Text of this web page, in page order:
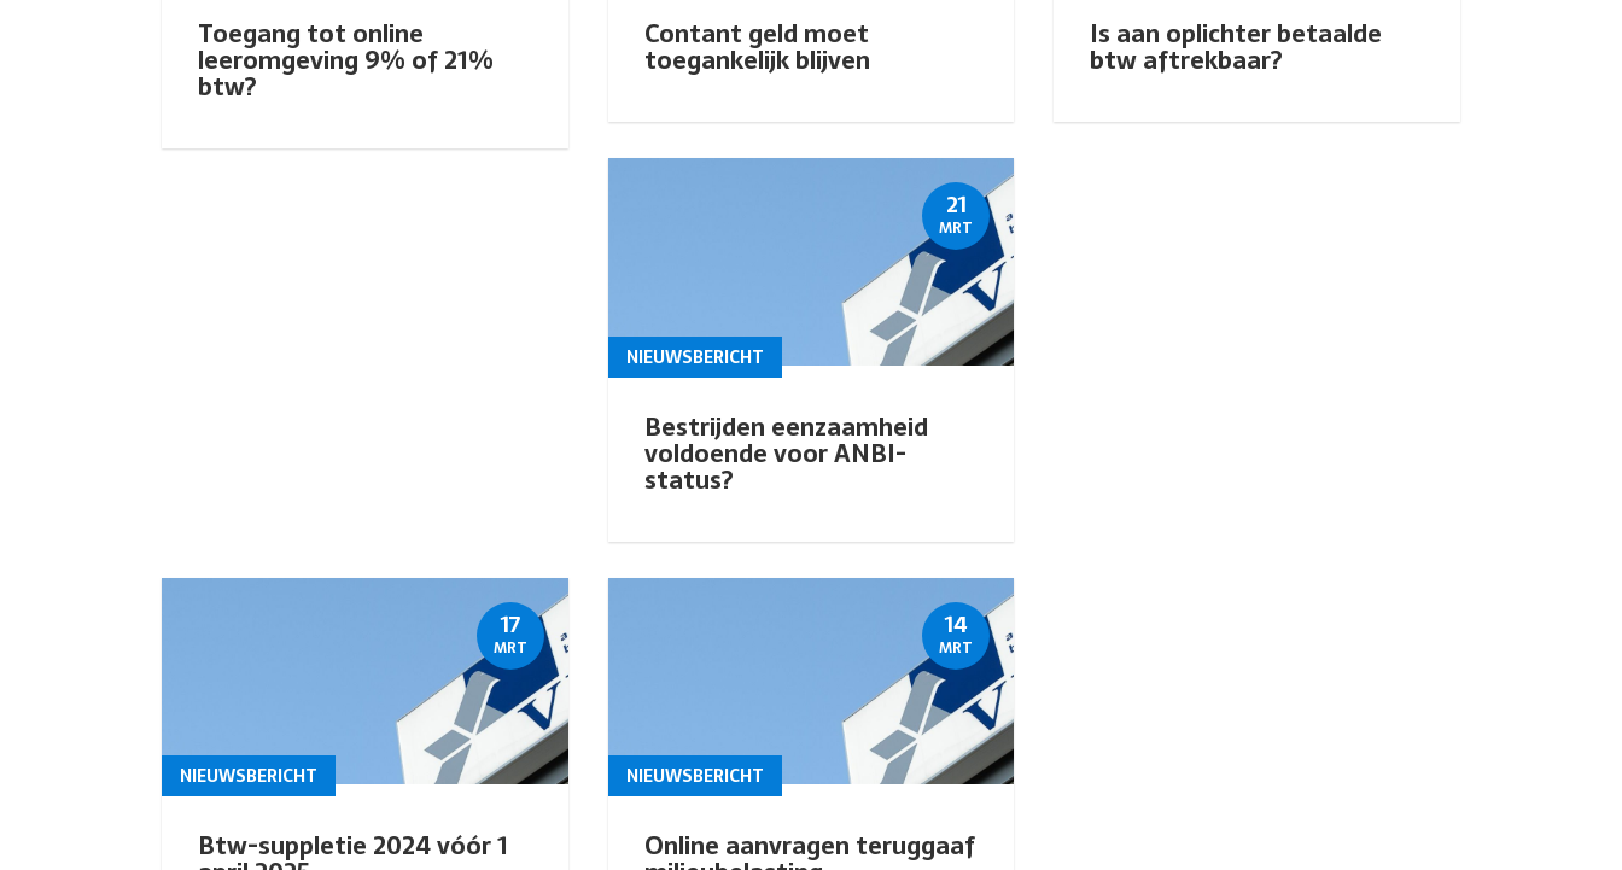
Toegang tot online
leeromgeving 9% of 21%
btw?
Contant geld moet
toegankelijk blijven
Is aan oplichter betaalde
btw aftrekbaar?
Bestrijden eenzaamheid
voldoende voor ANBI-
status?
NIEUWSBERICHT
21
MRT
Btw-suppletie 2024 vóór 1
NIEUWSBERICHT
17
MRT
Online aanvragen teruggaaf
NIEUWSBERICHT
14
MRT